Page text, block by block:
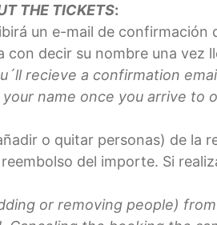
THE TICKETS:
un e-mail de
con decir su nombre una vez
recieve a confirmation
name once you arrive to
o quitar personas) de la
del importe. Si
or removing people)